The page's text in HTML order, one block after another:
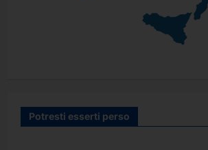
Potresti esserti perso